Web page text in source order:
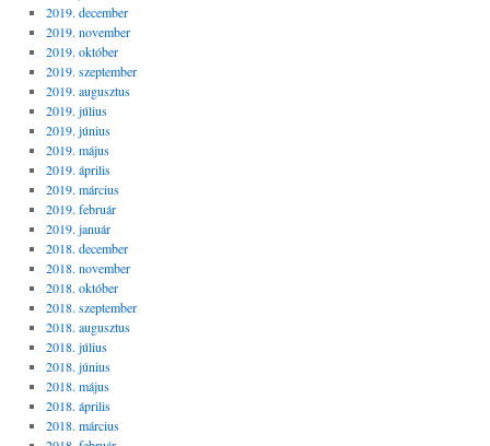
2019. december
2019. november
2019. október
2019. szeptember
2019. augusztus
2019. július
2019. június
2019. május
2019. április
2019. március
2019. február
2019. január
2018. december
2018. november
2018. október
2018. szeptember
2018. augusztus
2018. július
2018. június
2018. május
2018. április
2018. március